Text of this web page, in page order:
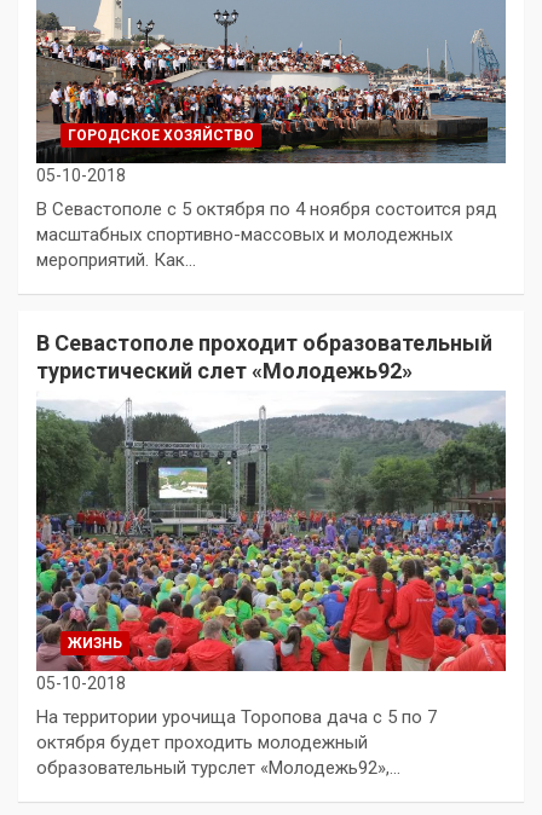
ГОРОДСКОЕ ХОЗЯЙСТВО
05-10-2018
В Севастополе с 5 октября по 4 ноября состоится ряд
масштабных спортивно-массовых и молодежных
мероприятий. Как…
В Севастополе проходит образовательный
туристический слет «Молодежь92»
ЖИЗНЬ
05-10-2018
На территории урочища Торопова дача с 5 по 7
октября будет проходить молодежный
образовательный турслет «Молодежь92»,…